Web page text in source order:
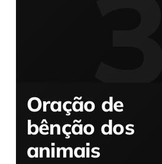
Oração de
bênção dos
animais